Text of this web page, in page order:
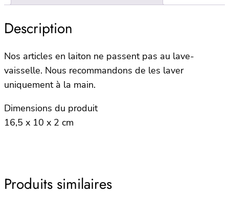
Description
Nos articles en laiton ne passent pas au lave-
vaisselle. Nous recommandons de les laver
uniquement à la main.
Dimensions du produit
16,5 x 10 x 2 cm
Produits similaires